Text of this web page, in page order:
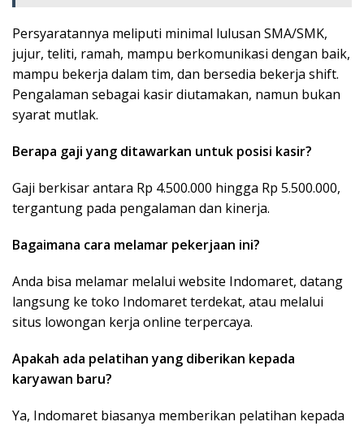
Persyaratannya meliputi minimal lulusan SMA/SMK,
jujur, teliti, ramah, mampu berkomunikasi dengan baik,
mampu bekerja dalam tim, dan bersedia bekerja shift.
Pengalaman sebagai kasir diutamakan, namun bukan
syarat mutlak.
Berapa gaji yang ditawarkan untuk posisi kasir?
Gaji berkisar antara Rp 4.500.000 hingga Rp 5.500.000,
tergantung pada pengalaman dan kinerja.
Bagaimana cara melamar pekerjaan ini?
Anda bisa melamar melalui website Indomaret, datang
langsung ke toko Indomaret terdekat, atau melalui
situs lowongan kerja online terpercaya.
Apakah ada pelatihan yang diberikan kepada
karyawan baru?
Ya, Indomaret biasanya memberikan pelatihan kepada